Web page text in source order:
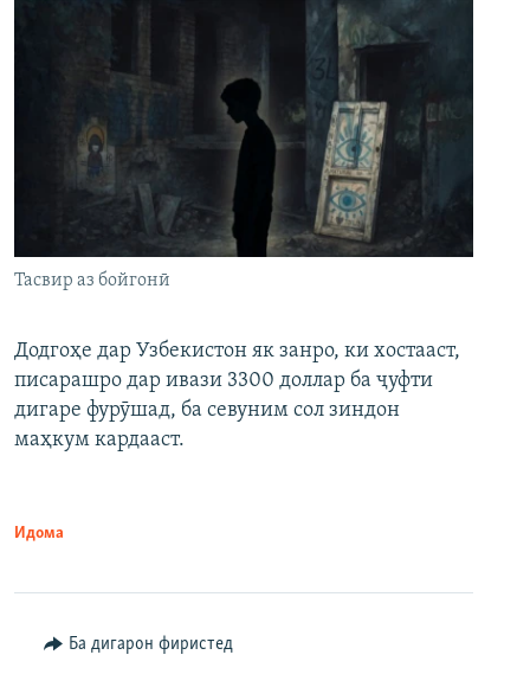
Тасвир аз бойгонӣ
Додгоҳе дар Узбекистон як занро, ки хостааст,
писарашро дар ивази 3300 доллар ба ҷуфти
дигаре фурӯшад, ба севуним сол зиндон
маҳкум кардааст.
Идома
Ба дигарон фиристед